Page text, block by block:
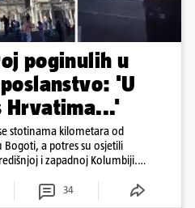
poginulih u
'U
Hrvatima...'
stotinama kilometara od
Bogoti, a potres su osjetili
i zapadnoj Kolumbiji.
34